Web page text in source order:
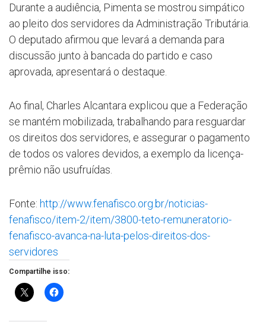
Durante a audiência, Pimenta se mostrou simpático
ao pleito dos servidores da Administração Tributária.
O deputado afirmou que levará a demanda para
discussão junto à bancada do partido e caso
aprovada, apresentará o destaque.
Ao final, Charles Alcantara explicou que a Federação
se mantém mobilizada, trabalhando para resguardar
os direitos dos servidores, e assegurar o pagamento
de todos os valores devidos, a exemplo da licença-
prêmio não usufruídas.
Fonte: http://www.fenafisco.org.br/noticias-
fenafisco/item-2/item/3800-teto-remuneratorio-
fenafisco-avanca-na-luta-pelos-direitos-dos-
servidores
Compartilhe isso: